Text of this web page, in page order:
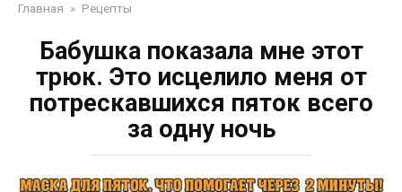
Главная » Рецепты
Бабушка показала мне этот
трюк. Это исцелило меня от
потрескавшихся пяток всего
за одну ночь